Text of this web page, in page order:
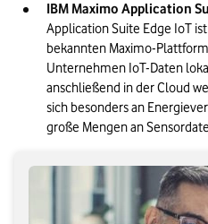
IBM Maximo Application
Application Suite Edge IoT
bekannten Maximo-
Unternehmen IoT-Daten
anschließend in der Cloud
sich besonders an
große Mengen an